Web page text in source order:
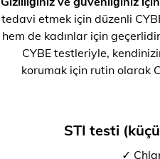
tedavi etmek için düzenli
hem de kadınlar için
CYBE testleriyle,
korumak için rutin olarak
STI testi
✓